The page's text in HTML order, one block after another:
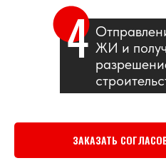
4 ЖИ и
ЗАКАЗАТЬ